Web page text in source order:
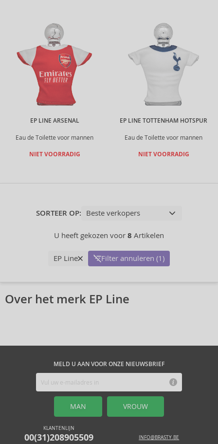
EP LINE ARSENAL
Eau de Toilette voor mannen
NIET VOORRADIG
EP LINE TOTTENHAM HOTSPUR
Eau de Toilette voor mannen
NIET VOORRADIG
SORTEER OP:
U heeft gekozen voor 8 Artikelen
EP Line Filter annuleren (1)
Over het merk EP Line
MELD U AAN VOOR ONZE NIEUWSBRIEF
MAN VROUW
KLANTENLIJN
00(31)208905509 INFO@BRASTY.BE